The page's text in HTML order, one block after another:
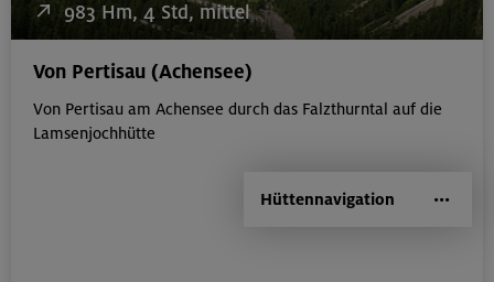
Hüttennavigation
983 Hm, 4 Std, mittel
Von Pertisau (Achensee)
Von Pertisau am Achensee durch das Falzthurntal auf die
Lamsenjochhütte